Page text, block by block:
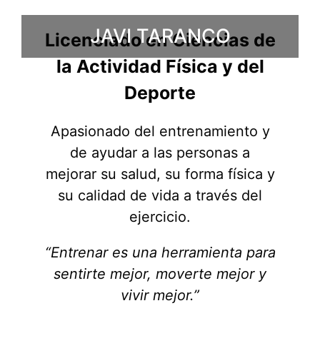
JAVI TARANCO
Licenciado en Ciencias de
la Actividad Física y del
Deporte
Apasionado del entrenamiento y
de ayudar a las personas a
mejorar su salud, su forma física y
su calidad de vida a través del
ejercicio.
“Entrenar es una herramienta para
sentirte mejor, moverte mejor y
vivir mejor.”